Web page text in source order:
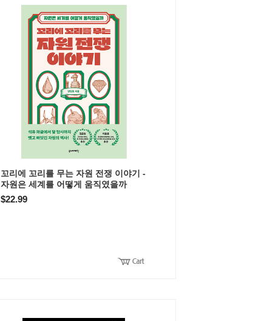
꼬리에 꼬리를 무는 자원 전쟁 이야기 -
자원은 세계를 어떻게 움직였을까
$22.99